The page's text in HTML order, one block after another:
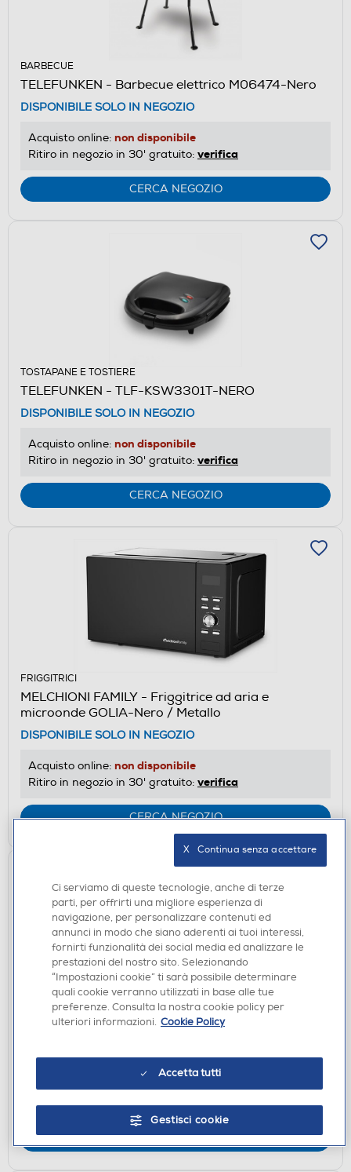
BARBECUE
TELEFUNKEN - Barbecue elettrico M06474-Nero
DISPONIBILE SOLO IN NEGOZIO
Acquisto online: non disponibile
Ritiro in negozio in 30' gratuito: verifica
CERCA NEGOZIO
TOSTAPANE E TOSTIERE
TELEFUNKEN - TLF-KSW3301T-NERO
DISPONIBILE SOLO IN NEGOZIO
Acquisto online: non disponibile
Ritiro in negozio in 30' gratuito: verifica
CERCA NEGOZIO
FRIGGITRICI
MELCHIONI FAMILY - Friggitrice ad aria e
microonde GOLIA-Nero / Metallo
DISPONIBILE SOLO IN NEGOZIO
Acquisto online: non disponibile
Ritiro in negozio in 30' gratuito: verifica
CERCA NEGOZIO
GRILL E BISTECCHIERE
MELCHIONI FAMILY - Bistecchiera BURGERONE
DISPONIBILE SOLO IN NEGOZIO
Acquisto online:non disponibile
Ritiro in negozio in 30' gratuito:verifica
CERCA NEGOZIO
Ci serviamo di queste tecnologie, anche di terze
parti, per offrirti una migliore esperienza di
navigazione, per personalizzare contenuti ed
annunci in modo che siano aderenti ai tuoi interessi,
fornirti funzionalità dei social media ed analizzare le
prestazioni del nostro sito. Selezionando
“Impostazioni cookie” ti sarà possibile determinare
quali cookie verranno utilizzati in base alle tue
preferenze. Consulta la nostra cookie policy per
ulteriori informazioni. Cookie Policy
Accetta tutti
Gestisci cookie
X   Continua senza accettare